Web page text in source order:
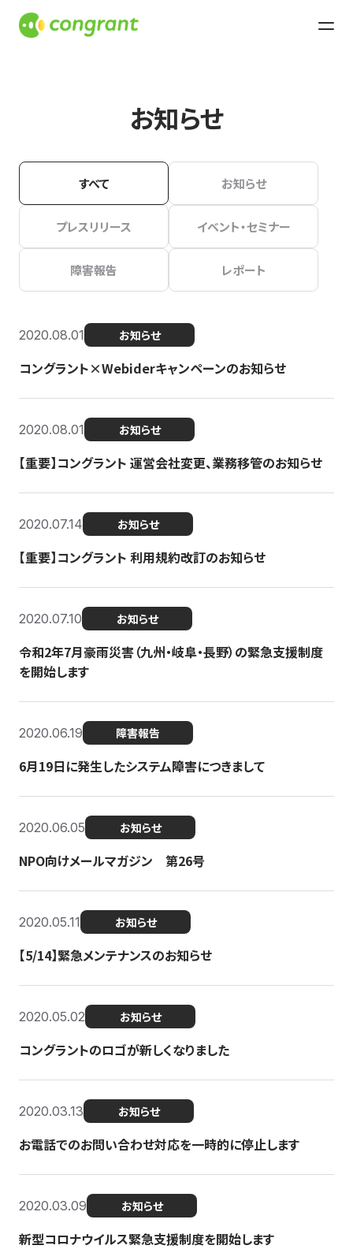
お知らせ
すべて お知らせ
プレスリリース イベント・セミナー
障害報告 レポート
2020.08.01 お知らせ
コングラント×Webiderキャンペーンのお知らせ
2020.08.01 お知らせ
【重要】コングラント 運営会社変更、業務移管のお知らせ
2020.07.14 お知らせ
【重要】コングラント 利用規約改訂のお知らせ
2020.07.10 お知らせ
令和2年7月豪雨災害（九州・岐阜・長野）の緊急支援制度
を開始します
2020.06.19 障害報告
6月19日に発生したシステム障害につきまして
2020.06.05 お知らせ
NPO向けメールマガジン 第26号
2020.05.11 お知らせ
【5/14】緊急メンテナンスのお知らせ
2020.05.02 お知らせ
コングラントのロゴが新しくなりました
2020.03.13 お知らせ
お電話でのお問い合わせ対応を一時的に停止します
2020.03.09 お知らせ
新型コロナウイルス緊急支援制度を開始します